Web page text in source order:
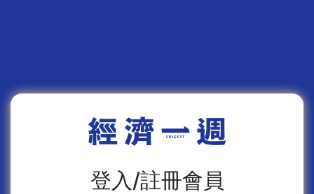
登入/註冊會員